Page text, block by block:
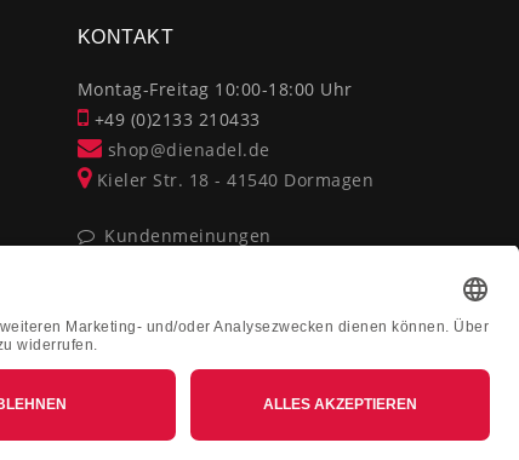
KONTAKT
Montag-Freitag 10:00-18:00 Uhr
+49 (0)2133 210433
shop@dienadel.de
Kieler Str. 18 - 41540 Dormagen
Kundenmeinungen